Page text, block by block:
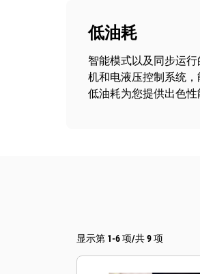
低油耗
智能模式以及同步运
机和电液压控制系统，
低油耗为您提供出色性
显示第 1-6 项/共 9 项